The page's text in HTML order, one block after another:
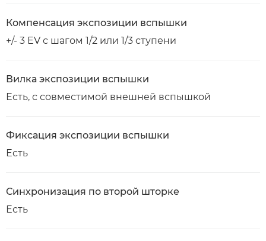
Компенсация экспозиции вспышки
+/- 3 EV с шагом 1/2 или 1/3 ступени
Вилка экспозиции вспышки
Есть, с совместимой внешней вспышкой
Фиксация экспозиции вспышки
Есть
Синхронизация по второй шторке
Есть